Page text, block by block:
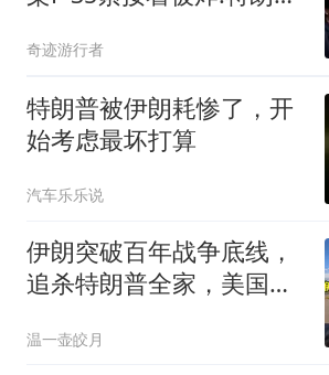
奇迹游行者
特朗普被伊朗耗惨了，开
始考虑最坏打算
汽车乐乐说
伊朗突破百年战争底线，
追杀特朗普全家，美国彻
温一壶皎月